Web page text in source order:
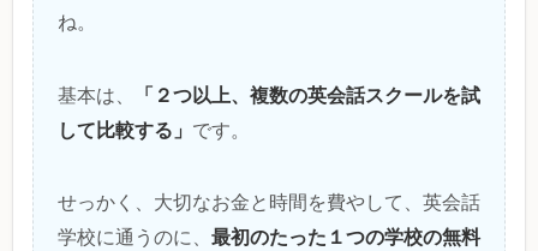
ね。
基本は、
「２つ以上、複数の英会話スクールを試
して比較する」 です。
せっかく、大切なお金と時間を費やして、英会話
学校に通うのに、 最初のたった１つの学校の無料